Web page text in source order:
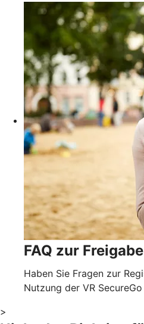
FAQ zur
Haben Sie Fragen zur
Nutzung der VR
>